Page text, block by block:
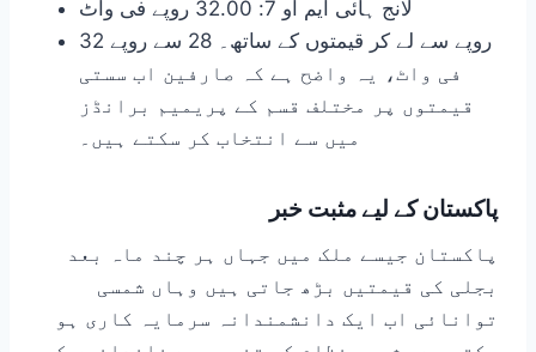
لانج ہائی ایم او 7: 32.00 روپے فی واٹ
روپے سے لے کر قیمتوں کے ساتھ۔ 28 سے روپے 32
فی واٹ، یہ واضح ہے کہ صارفین اب سستی
قیمتوں پر مختلف قسم کے پریمیم برانڈز
میں سے انتخاب کر سکتے ہیں۔
پاکستان کے لیے مثبت خبر
پاکستان جیسے ملک میں جہاں ہر چند ماہ بعد
بجلی کی قیمتیں بڑھ جاتی ہیں وہاں شمسی
توانائی اب ایک دانشمندانہ سرمایہ کاری ہو